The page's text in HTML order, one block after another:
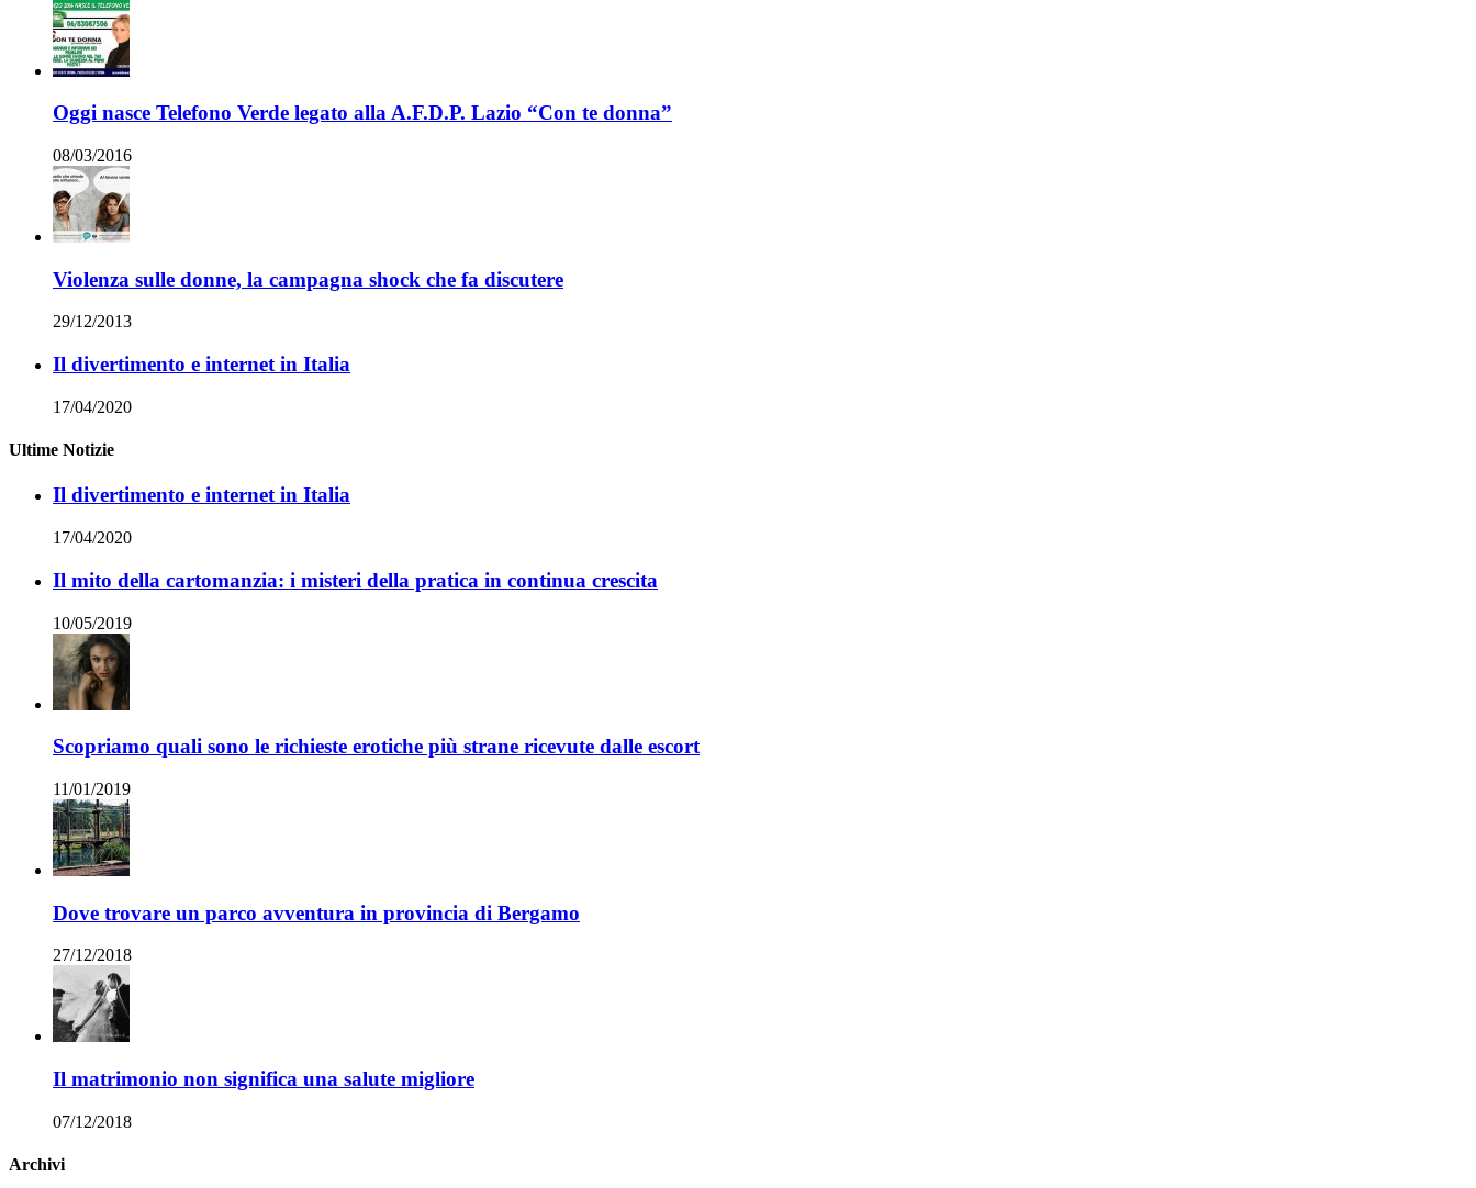
Oggi nasce Telefono Verde legato alla A.F.D.P. Lazio “Con te donna”
08/03/2016
Violenza sulle donne, la campagna shock che fa discutere
29/12/2013
Il divertimento e internet in Italia
17/04/2020
Ultime Notizie
Il divertimento e internet in Italia
17/04/2020
Il mito della cartomanzia: i misteri della pratica in continua crescita
10/05/2019
Scopriamo quali sono le richieste erotiche più strane ricevute dalle escort
11/01/2019
Dove trovare un parco avventura in provincia di Bergamo
27/12/2018
Il matrimonio non significa una salute migliore
07/12/2018
Archivi